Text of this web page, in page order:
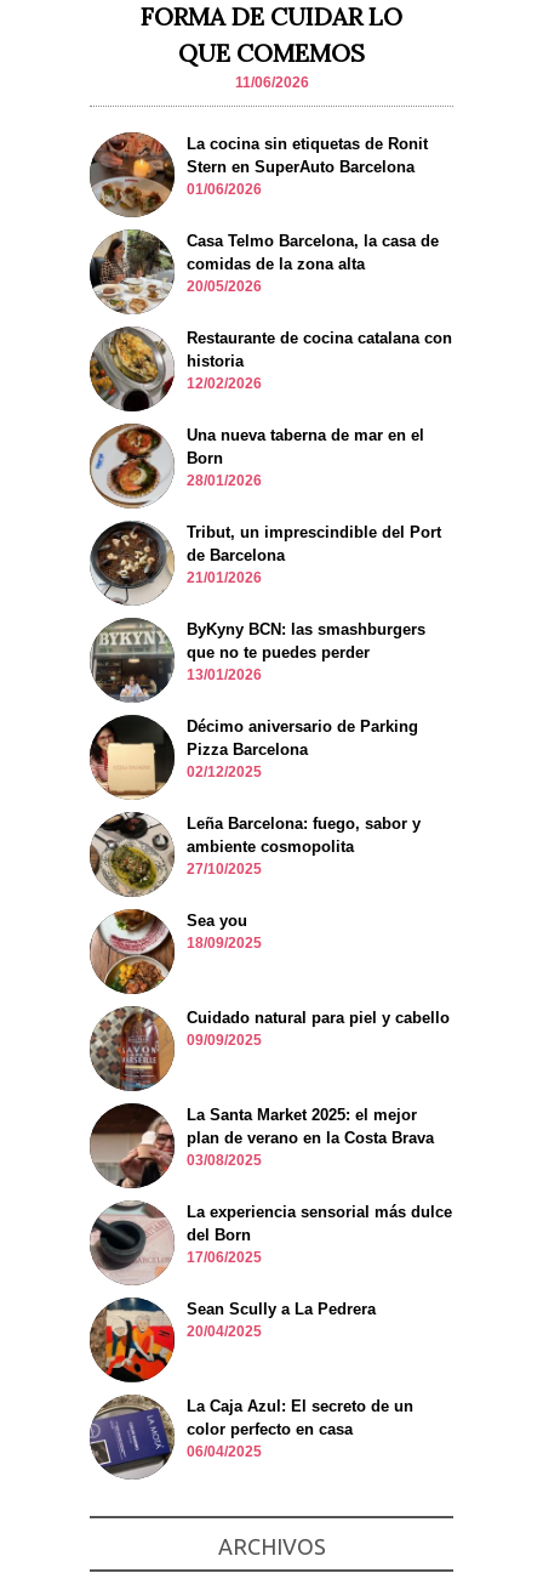
FORMA DE CUIDAR LO
QUE COMEMOS
11/06/2026
La cocina sin etiquetas de Ronit
Stern en SuperAuto Barcelona
01/06/2026
Casa Telmo Barcelona, la casa de
comidas de la zona alta
20/05/2026
Restaurante de cocina catalana con
historia
12/02/2026
Una nueva taberna de mar en el
Born
28/01/2026
Tribut, un imprescindible del Port
de Barcelona
21/01/2026
ByKyny BCN: las smashburgers
que no te puedes perder
13/01/2026
Décimo aniversario de Parking
Pizza Barcelona
02/12/2025
Leña Barcelona: fuego, sabor y
ambiente cosmopolita
27/10/2025
Sea you
18/09/2025
Cuidado natural para piel y cabello
09/09/2025
La Santa Market 2025: el mejor
plan de verano en la Costa Brava
03/08/2025
La experiencia sensorial más dulce
del Born
17/06/2025
Sean Scully a La Pedrera
20/04/2025
La Caja Azul: El secreto de un
color perfecto en casa
06/04/2025
ARCHIVOS